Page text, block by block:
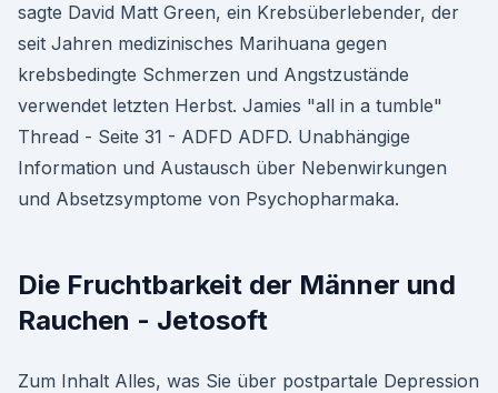
sagte David Matt Green, ein Krebsüberlebender, der
seit Jahren medizinisches Marihuana gegen
krebsbedingte Schmerzen und Angstzustände
verwendet letzten Herbst. Jamies "all in a tumble"
Thread - Seite 31 - ADFD ADFD. Unabhängige
Information und Austausch über Nebenwirkungen
und Absetzsymptome von Psychopharmaka.
Die Fruchtbarkeit der Männer und
Rauchen - Jetosoft
Zum Inhalt Alles, was Sie über postpartale Depression